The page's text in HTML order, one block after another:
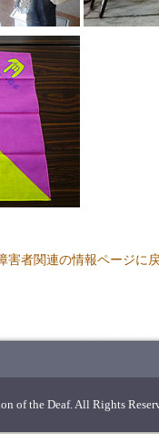
害者関連の情報ページに
of the Deaf. All Rights